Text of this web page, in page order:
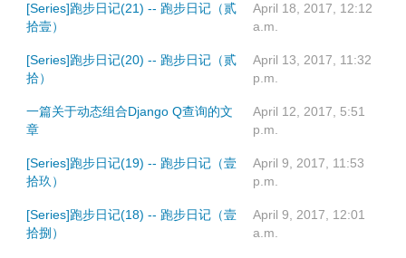
[Series]跑步日记(21) -- 跑步日记（贰
拾壹）
April 18, 2017, 12:12
a.m.
[Series]跑步日记(20) -- 跑步日记（贰
拾）
April 13, 2017, 11:32
p.m.
一篇关于动态组合Django Q查询的文
章
April 12, 2017, 5:51
p.m.
[Series]跑步日记(19) -- 跑步日记（壹
拾玖）
April 9, 2017, 11:53
p.m.
[Series]跑步日记(18) -- 跑步日记（壹
拾捌）
April 9, 2017, 12:01
a.m.